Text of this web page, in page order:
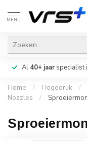
MENU
Al 40+ jaarspecialist
Home / Hogedruk /
Nozzles
/